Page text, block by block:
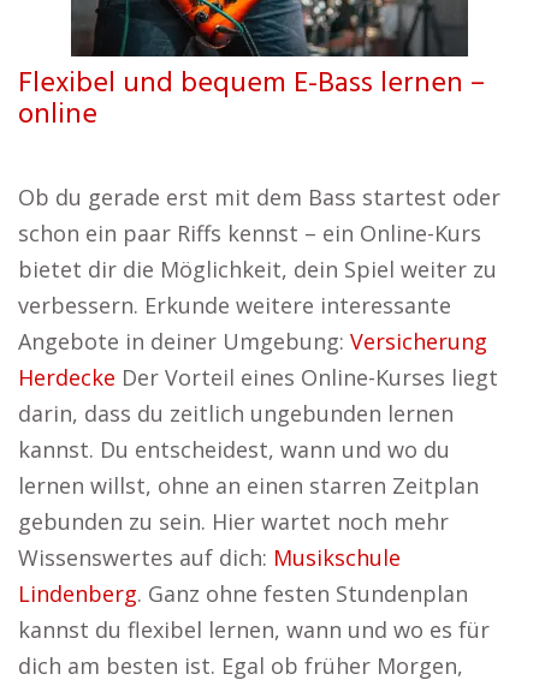
Flexibel und bequem E-Bass lernen –
online
Ob du gerade erst mit dem Bass startest oder
schon ein paar Riffs kennst – ein Online-Kurs
bietet dir die Möglichkeit, dein Spiel weiter zu
verbessern. Erkunde weitere interessante
Angebote in deiner Umgebung: Versicherung
Herdecke Der Vorteil eines Online-Kurses liegt
darin, dass du zeitlich ungebunden lernen
kannst. Du entscheidest, wann und wo du
lernen willst, ohne an einen starren Zeitplan
gebunden zu sein. Hier wartet noch mehr
Wissenswertes auf dich: Musikschule
Lindenberg. Ganz ohne festen Stundenplan
kannst du flexibel lernen, wann und wo es für
dich am besten ist. Egal ob früher Morgen,